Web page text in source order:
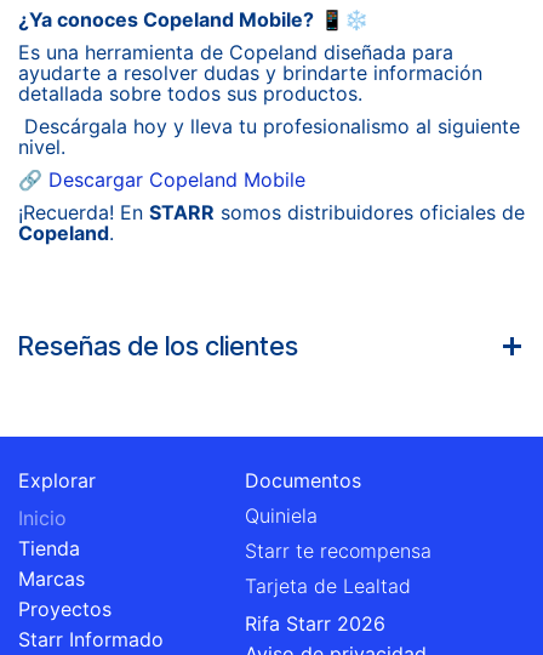
¿Ya conoces Copeland Mobile? 📱❄️
Es una herramienta de Copeland diseñada para
ayudarte a resolver dudas y brindarte información
detallada sobre todos sus productos.
Descárgala hoy y lleva tu profesionalismo al siguiente
nivel.
🔗 Descargar Copeland Mobile
¡Recuerda! En STARR somos distribuidores oficiales de
Copeland.
Reseñas de los clientes
Explorar
Inicio
Tienda
Marcas
Proyectos
Starr Informado
Documentos
Quiniela
Starr te recompensa
Tarjeta de Lealtad
Rifa Starr 2026